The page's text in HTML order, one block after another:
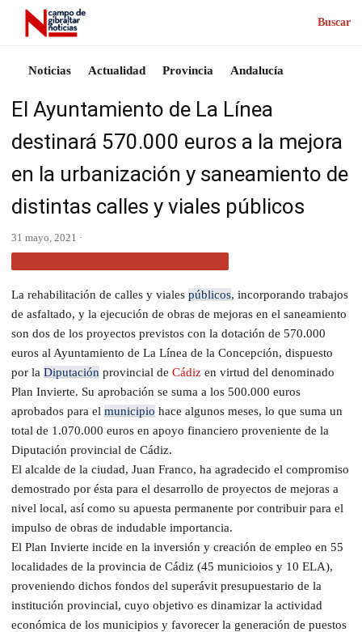
Buscar
Noticias Actualidad Provincia Andalucía
El Ayuntamiento de La Línea
destinará 570.000 euros a la mejora
en la urbanización y saneamiento de
distintas calles y viales públicos
31 mayo, 2021 ·
La rehabilitación de calles y viales públicos, incorporando trabajos
de asfaltado, y la ejecución de obras de mejoras en el saneamiento
son dos de los proyectos previstos con la dotación de 570.000
euros al Ayuntamiento de La Línea de la Concepción, dispuesto
por la Diputación provincial de Cádiz en virtud del denominado
Plan Invierte. Su aprobación se suma a los 500.000 euros
aprobados para el municipio hace algunos meses, lo que suma un
total de 1.070.000 euros en apoyo financiero proveniente de la
Diputación provincial de Cádiz.
El alcalde de la ciudad, Juan Franco, ha agradecido el compromiso
demostrado por ésta para el desarrollo de proyectos de mejoras a
nivel local, así como su apuesta permanente por contribuir para el
impulso de obras de indudable importancia.
El Plan Invierte incide en la inversión y creación de empleo en 55
localidades de la provincia de Cádiz (45 municioios y 10 ELA),
proveniendo dichos fondos del superávit presupuestario de la
institución provincial, cuyo objetivo es dinamizar la actividad
económica de los municipios y favorecer la generación de puestos